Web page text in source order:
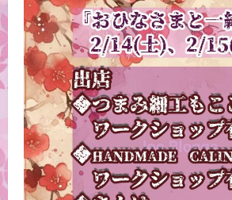
イ
ベ
ン
ト
に
つ
て
さ
ら
に
読
む